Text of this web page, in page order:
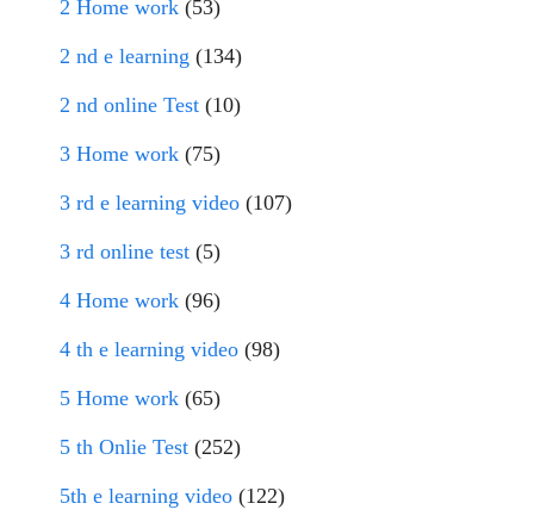
2 Home work (53)
2 nd e learning (134)
2 nd online Test (10)
3 Home work (75)
3 rd e learning video (107)
3 rd online test (5)
4 Home work (96)
4 th e learning video (98)
5 Home work (65)
5 th Onlie Test (252)
5th e learning video (122)